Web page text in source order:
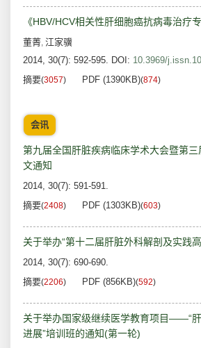
《HBV/HCV相关性肝细胞癌抗病毒治疗
董菁, 江家骥
2014, 30(7): 592-595. DOI: 10.3969/
摘要(3057) PDF (1390KB)(874)
会讯
第九届全国肝脏疾病临床学术大会暨第
文通知
2014, 30(7): 591-591.
摘要(2408) PDF (1303KB)(603)
关于举办“第十二届肝脏外科解剖及实践
2014, 30(7): 690-690.
摘要(2206) PDF (856KB)(592)
关于举办国家级继续医学教育项目——“
进展”培训班的通知(第一轮)